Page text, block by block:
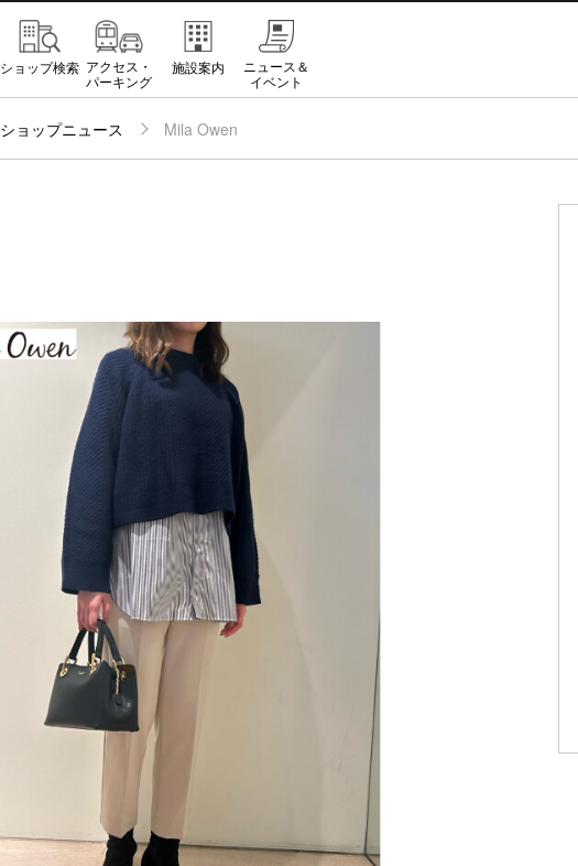
ショップ検索 アクセス・
パーキング
施設案内
ニュース＆
イベント
ショップニュース Mila Owen